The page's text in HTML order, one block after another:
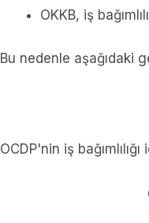
OKKB, iş
Bu nedenle aşağıdaki
OCDP'nin iş